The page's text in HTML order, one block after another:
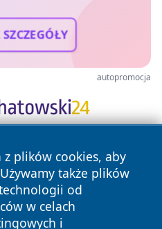
autopromocja
z plików cookies, aby
także plików
od
w celach
i